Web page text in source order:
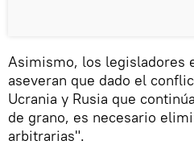
Asimismo, los legisladores
aseveran que dado el
Ucrania y Rusia que
de grano, es necesario
arbitrarias".